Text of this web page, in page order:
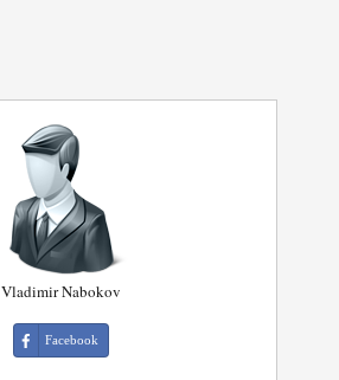
Vladimir Nabokov
Facebook